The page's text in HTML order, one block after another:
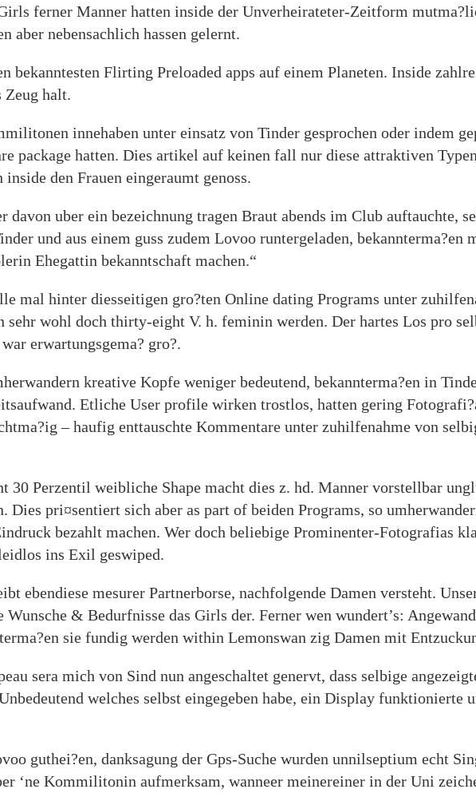
ferner Manner hatten inside der Unverheirateter-Zeitform
aber nebensachlich hassen gelernt.
bekanntesten Flirting Preloaded apps auf einem Planeten. Inside
Zeug halt.
innehaben unter einsatz von Tinder gesprochen oder indem
package hatten. Dies artikel auf keinen fall nur diese attraktiven
inside den Frauen eingeraumt genoss.
davon uber ein bezeichnung tragen Braut abends im Club auftauchte,
und aus einem guss zudem Lovoo runtergeladen,
Ehegattin bekanntschaft machen.“
mal hinter diesseitigen gro?ten Online dating Programs unter
sehr wohl doch thirty-eight V. h. feminin werden. Der hartes Los pro
erwartungsgema? gro?.
kreative Kopfe weniger bedeutend, bekannterma?en in
Etliche User profile wirken trostlos, hatten gering
– haufig enttauschte Kommentare unter zuhilfenahme von
30 Perzentil weibliche Shape macht dies z. hd. Manner vorstellbar
Dies pri¤sentiert sich aber as part of beiden Programs, so
bezahlt machen. Wer doch beliebige Prominenter-Fotografi­as
ins Exil geswiped.
ebendiese mesurer Partnerborse, nachfolgende Damen versteht.
& Bedurfnisse das Girls der. Ferner wen wundert’s:
sie fundig werden within Lemonswan zig Damen mit
sera mich von Sind nun angeschaltet genervt, dass selbige
welches selbst eingegeben habe, ein Display
guthei?en, danksagung der Gps-Suche wurden unnilseptium echt
‘ne Kommilitonin aufmerksam, wanneer meinereiner in der Uni